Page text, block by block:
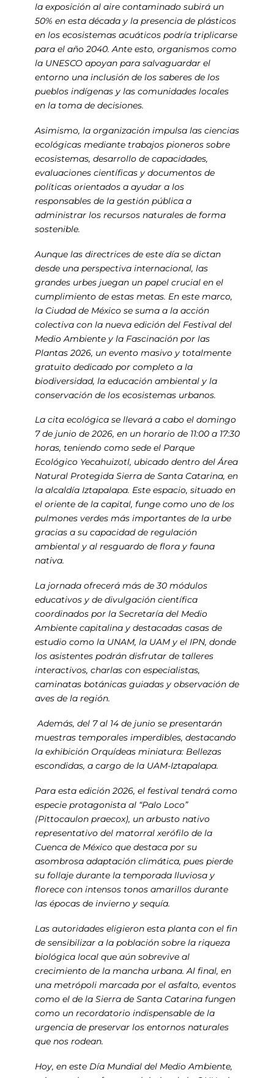
la exposición al aire contaminado subirá un
50% en esta década y la presencia de plásticos
en los ecosistemas acuáticos podría triplicarse
para el año 2040. Ante esto, organismos como
la UNESCO apoyan para salvaguardar el
entorno una inclusión de los saberes de los
pueblos indígenas y las comunidades locales
en la toma de decisiones.
Asimismo, la organización impulsa las ciencias
ecológicas mediante trabajos pioneros sobre
ecosistemas, desarrollo de capacidades,
evaluaciones científicas y documentos de
políticas orientados a ayudar a los
responsables de la gestión pública a
administrar los recursos naturales de forma
sostenible.
Aunque las directrices de este día se dictan
desde una perspectiva internacional, las
grandes urbes juegan un papel crucial en el
cumplimiento de estas metas. En este marco,
la Ciudad de México se suma a la acción
colectiva con la nueva edición del Festival del
Medio Ambiente y la Fascinación por las
Plantas 2026, un evento masivo y totalmente
gratuito dedicado por completo a la
biodiversidad, la educación ambiental y la
conservación de los ecosistemas urbanos.
La cita ecológica se llevará a cabo el domingo
7 de junio de 2026, en un horario de 11:00 a 17:30
horas, teniendo como sede el Parque
Ecológico Yecahuizotl, ubicado dentro del Área
Natural Protegida Sierra de Santa Catarina, en
la alcaldía Iztapalapa. Este espacio, situado en
el oriente de la capital, funge como uno de los
pulmones verdes más importantes de la urbe
gracias a su capacidad de regulación
ambiental y al resguardo de flora y fauna
nativa.
La jornada ofrecerá más de 30 módulos
educativos y de divulgación científica
coordinados por la Secretaría del Medio
Ambiente capitalina y destacadas casas de
estudio como la UNAM, la UAM y el IPN, donde
los asistentes podrán disfrutar de talleres
interactivos, charlas con especialistas,
caminatas botánicas guiadas y observación de
aves de la región.
Además, del 7 al 14 de junio se presentarán
muestras temporales imperdibles, destacando
la exhibición Orquídeas miniatura: Bellezas
escondidas, a cargo de la UAM-Iztapalapa.
Para esta edición 2026, el festival tendrá como
especie protagonista al “Palo Loco”
(Pittocaulon praecox), un arbusto nativo
representativo del matorral xerófilo de la
Cuenca de México que destaca por su
asombrosa adaptación climática, pues pierde
su follaje durante la temporada lluviosa y
florece con intensos tonos amarillos durante
las épocas de invierno y sequía.
Las autoridades eligieron esta planta con el fin
de sensibilizar a la población sobre la riqueza
biológica local que aún sobrevive al
crecimiento de la mancha urbana. Al final, en
una metrópoli marcada por el asfalto, eventos
como el de la Sierra de Santa Catarina fungen
como un recordatorio indispensable de la
urgencia de preservar los entornos naturales
que nos rodean.
Hoy, en este Día Mundial del Medio Ambiente,